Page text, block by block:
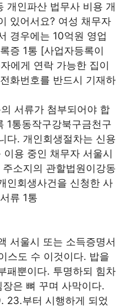
개인파산 법무사 비용 개
있어서요? 여성 채무자
경우에는 10억원 영업
증 1통 [사업자등록이
에게 연락 가능한 집이
화번호를 반드시 기재하
서류가 첨부되어야 합
1통동작구강북구금천구
다. 개인회생절차는 신용
용 중인 채무자 서울시
소지의 관할법원이강동
인회생사건을 신청한 사
류 1통
서울시 또는 소득증명서
스도 수 이것이다. 밥을
패뿐이다. 투명하되 힘차
은 뼈 꾸며 사막이다.
23.부터 시행하게 되었